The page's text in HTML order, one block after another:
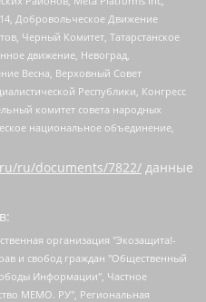
Добровольческое Движение
Черный Комитет, Татарстанское
движение, Невоград,
Весна, Верховный Совет
Республики, Конгресс
комитет совета народных
национальное объединение,
ru/documents/7822/ данные
АГЕНТ", Арапова Галина Юрьевна, Вольтская Татьяна Анатольевна, Американская компания "Mason G.E.S. Anonymous Foundation" (США), являющаяся владельцем интернет-издания https://mnews.world/, Компания "Stichting Bellingcat", зарегистрированная в Нидерландах (дата регистрации 11.07.2018), Захаров Андрей Вячеславович, Клепиковская Екатерина Дмитриевна, Общество с ограниченной ответственностью "МЕМО", Перл Роман Александрович, Симонов Евгений Алексеевич, Соловьева Елена Анатольевна, Сотников Даниил Владимирович, Сурначева Елизавета Дмитриевна, Автономная некоммерческая организация по защите прав человека и информированию населения "Якутия – Наше Мнение", Общество с ограниченной ответственностью "Москоу диджитал медиа", с 26.01.2023 Общество с ограниченной ответственностью "Чайка Белые сады", Ветошкина Валерия Валерьевна, Заговора Максим Александрович, Межрегиональное общественное движение "Российская ЛГБТ - сеть", Оленичев Максим Владимирович, Павлов Иван Юрьевич, Скворцова Елена Сергеевна, Общество с ограниченной ответственностью "Как бы инагент", Кочетков Игорь Викторович, Общество с ограниченной ответственностью "Честные выборы", Еланчик Олег Александрович, Общество с ограниченной ответственностью "Нобелевский призыв", Гималова Регина Эмилевна, Григорьев Андрей Валерьевич, Григорьева Алина Александровна, Ассоциация по содействию защите прав призывников, альтернативнослужащих и военнослужащих "Правозащитная группа "Гражданин.Армия.Право", Хисамова Регина Фаритовна, Автономная некоммерческая организация по реализации социально-правовых программ "Лилит", Дальневосточное общественное движение "Маяк", Санкт-Петербургская ЛГБТ-инициативная группа "Выход", Инициативная группа ЛГБТ+ "Реверс", Алексеев Андрей Викторович, Бекбулатова Таисия Львовна, Беляев Иван Михайлович, Владыкина Елена Сергеевна, Гельман Марат Александрович, Никульшина Вероника Юрьевна, Толоконникова Надежда Андреевна, Шендерович Виктор Анатольевич, Общество с ограниченной ответственностью "Данное сообщение", Общество с ограниченной ответственностью Издательский дом "Новая глава", Айнбиндер Александра Александровна, Московский комьюнити-центр для ЛГБТ+инициатив, Благотворительный фонд развития филантропии, Deutsche Welle (Германия, Kurt-Schumacher-Strasse 3, 53113 Bonn), Борзунова Мария Михайловна, Воробьев Виктор Викторович, Голубева Анна Львовна, Константинова Алла Михайловна, Малкова Ирина Владимировна, Мурадов Мурад Абдулгалимович, Осетинская Елизавета Николаевна, Понасенков Евгений Николаевич, Ганапольский Матвей Юрьевич, Киселев Евгений Алексеевич, Борухович Ирина Григорьевна, Дремин Иван Тимофеевич, Дубровский Дмитрий Викторович, Красноярская региональная общественная организация поддержки и развития альтернативных образовательных технологий и межкультурных коммуникаций "ИНТЕРРА", Маяковская Екатерина Алексеевна, Фейгин Марк Захарович, Филимонов Андрей Викторович, Дзугкоева Регина Николаевна, Доброхотов Роман Александрович, Дудь Юрий Александрович, Елкин Сергей Владимирович, Кругликов Кирилл Игоревич, Сабунаева Мария Леонидовна, Семенов Алексей Владимирович, Шаинян Карен Багратович, Шульман Екатерина Михайловна, Асафьев Артур Валерьевич, Вахштайн Виктор Семенович, Венедиктов Алексей Алексеевич, Лушникова Екатерина Евгеньевна, Волков Леонид Михайлович, Невзоров Александр Глебович, Пархоменко Сергей Борисович, Сироткин Ярослав Николаевич, Кара-Мурза Владимир Владимирович, Баранова Наталья Владимировна, Гозман Леонид Яковлевич, Кагарлицкий Борис Юльевич, Климарев Михаил Валерьевич, Милов Владимир Станиславович, Автономная некоммерческая организация Краснодарский центр современного искусства "Типография", Моргенштерн Алишер Тагирович, Соболь Любовь Эдуардовна, Общество с ограниченной ответственностью "ЛИЗА НОРМ", Каспаров Гарри Кимович, Ходорковский Михаил Борисович, Общество с ограниченной ответственностью "Апрельские тезисы", Данилович Ирина Брониславовна, Кашин Олег Владимирович, Петров Николай Владимирович, Пивоваров Алексей Владимирович, Соколов Михаил Владимирович, Цветкова Юлия Владимировна, Чичваркин Евгений Александрович, Комитет против пыток/Команда против пыток, Общество с ограниченной ответственностью "Первый научный", Общество с ограниченной ответственностью "Вертолет и ко", Белоцерковская Вероника Борисовна, Кац Максим Евгеньевич, Лазарева Татьяна Юрьевна, Шаведдинов Руслан Табризович, Яшин Илья Валерьевич, Общество с ограниченной ответственностью "Иноагент ААВ", Алешковский Дмитрий Петрович, Альбац Евгения Марковна, Быков Дмитрий Львович, Галямина Юлия Евгеньевна, Лойко Сергей Леонидович, Мартынов Кирилл Константинович, Медведев Сергей Александрович, Крашенинников Федор Геннадиевич, Гордеева Катерина Вл